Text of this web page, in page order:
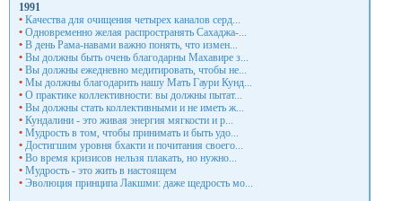
1991
• Качества для очищения четырех каналов серд...
• Одновременно желая распространять Сахаджа-...
• В день Рама-навами важно понять, что измен...
• Вы должны быть очень благодарны Махавире з...
• Вы должны ежедневно медитировать, чтобы не...
• Мы должны благодарить нашу Мать Гаури Кунд...
• О практике коллективности: вы должны пытат...
• Вы должны стать коллективными и не иметь ж...
• Кундалини - это живая энергия мягкости и р...
• Мудрость в том, чтобы принимать и быть удо...
• Достигшим уровня бхакти и почитания своего...
• Во время кризисов нельзя плакать, но нужно...
• Мудрость - это жить в настоящем
• Эволюция принципа Лакшми: даже щедрость мо...